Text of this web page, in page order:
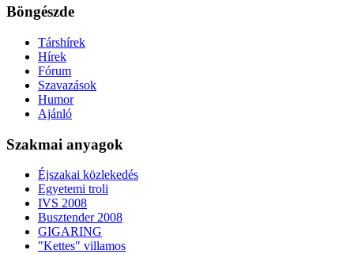
Böngészde
Társhírek
Hírek
Fórum
Szavazások
Humor
Ajánló
Szakmai anyagok
Éjszakai közlekedés
Egyetemi troli
IVS 2008
Busztender 2008
GIGARING
"Kettes" villamos